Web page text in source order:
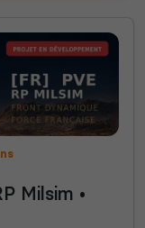
Milsim •